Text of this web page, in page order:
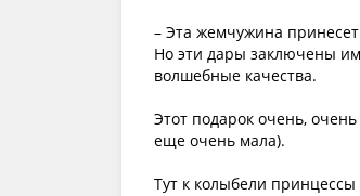
– Эта жемчужина
Но эти дары заключены
волшебные качества.
Этот подарок очень,
еще очень мала).
Тут к колыбели